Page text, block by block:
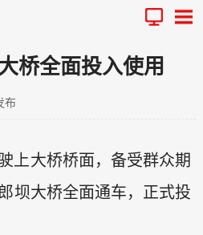
桥全面投入使用
布
上大桥桥面，备受群众期
坝大桥全面通车，正式投